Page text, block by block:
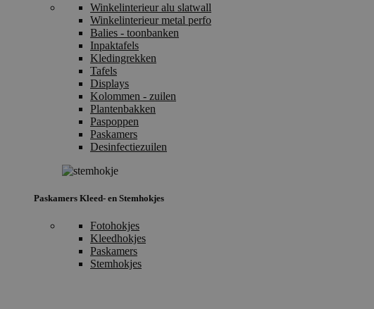
Winkelinterieur alu slatwall
Winkelinterieur metal perfo
Balies - toonbanken
Inpaktafels
Kledingrekken
Tafels
Displays
Kolommen - zuilen
Plantenbakken
Paspoppen
Paskamers
Desinfectiezuilen
Paskamers Kleed- en Stemhokjes
Fotohokjes
Kleedhokjes
Paskamers
Stemhokjes